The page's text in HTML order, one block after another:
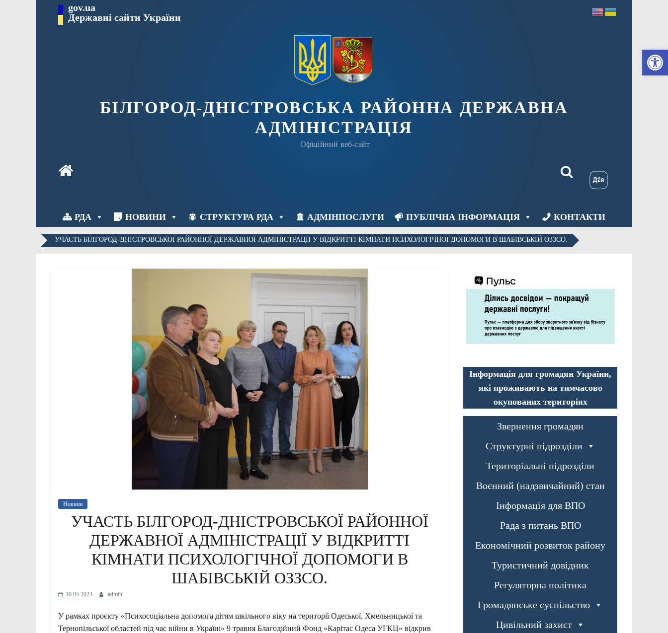
gov.ua
Державні сайти України
БІЛГОРОД-ДНІСТРОВСЬКА РАЙОННА ДЕРЖАВНА
АДМІНІСТРАЦІЯ
Офіційний веб-сайт
РДА НОВИНИ СТРУКТУРА РДА АДМІНПОСЛУГИ ПУБЛІЧНА ІНФОРМАЦІЯ КОНТАКТИ
УЧАСТЬ БІЛГОРОД-ДНІСТРОВСЬКОЇ РАЙОННОЇ ДЕРЖАВНОЇ АДМІНІСТРАЦІЇ У ВІДКРИТТІ КІМНАТИ ПСИХОЛОГІЧНОЇ ДОПОМОГИ В ШАБІВСЬКІЙ ОЗЗСО.
Новини
УЧАСТЬ БІЛГОРОД-ДНІСТРОВСЬКОЇ РАЙОННОЇ
ДЕРЖАВНОЇ АДМІНІСТРАЦІЇ У ВІДКРИТТІ
КІМНАТИ ПСИХОЛОГІЧНОЇ ДОПОМОГИ В
ШАБІВСЬКІЙ ОЗЗСО.
10.05.2023 admin
У рамках проєкту «Психосоціальна допомога дітям шкільного віку на території Одеської, Хмельницької та
Тернопільської областей під час війни в Україні» 9 травня Благодійний Фонд «Карітас Одеса УГКЦ» відкрив
Інформація для громадян України,
які проживають на тимчасово
окупованих територіях
Звернення громадян
Структурні підрозділи
Територіальні підрозділи
Воєнний (надзвичайний) стан
Інформація для ВПО
Рада з питань ВПО
Економічний розвиток району
Туристичний довідник
Регуляторна політика
Громадянське суспільство
Цивільний захист